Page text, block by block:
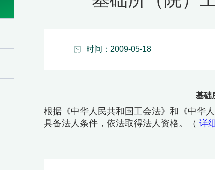
时间：2009-05-18
基础
根据《中华人民共和国工会法》和《中华
具备法人条件，依法取得法人资格。（ 详